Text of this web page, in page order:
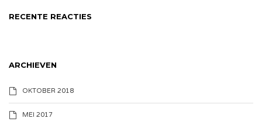
RECENTE REACTIES
ARCHIEVEN
OKTOBER 2018
MEI 2017